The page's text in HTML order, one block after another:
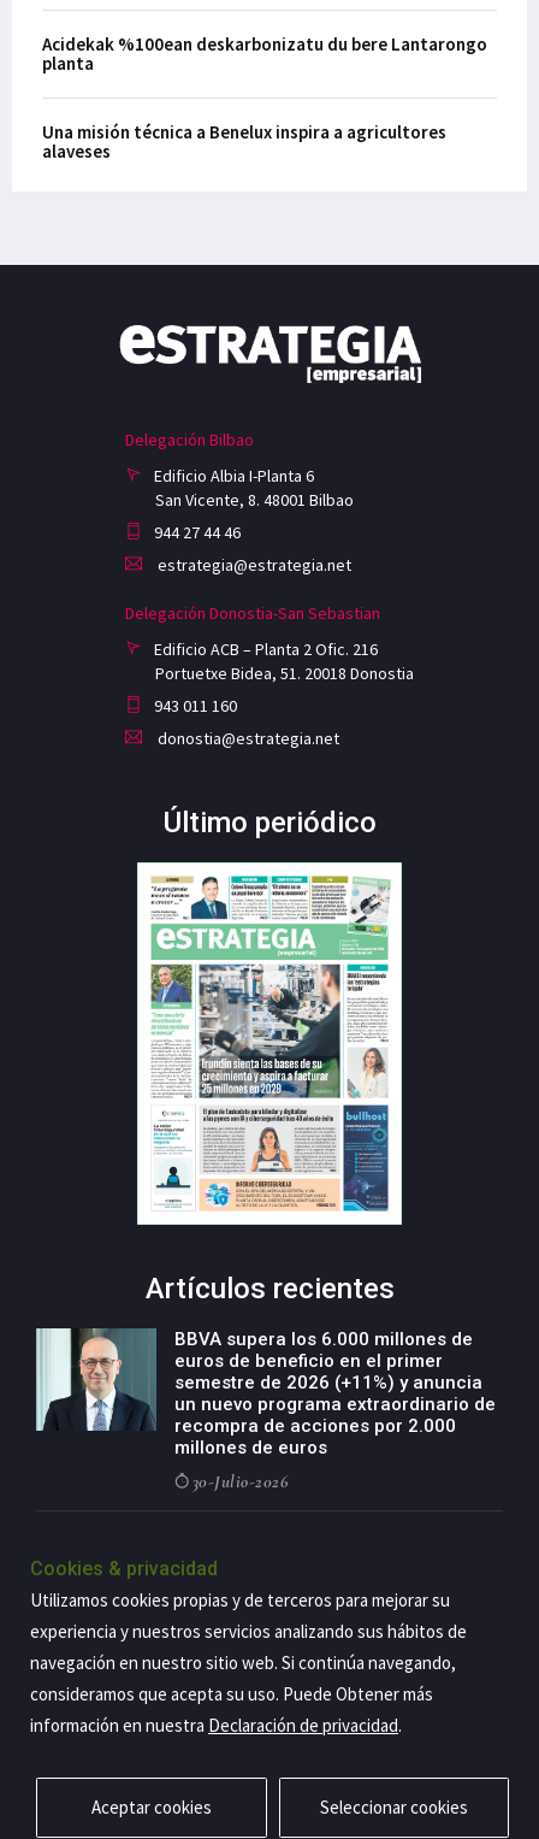
Acidekak %100ean deskarbonizatu du bere Lantarongo
planta
Una misión técnica a Benelux inspira a agricultores
alaveses
Delegación Bilbao
Edificio Albia I-Planta 6
San Vicente, 8. 48001 Bilbao
944 27 44 46
estrategia@estrategia.net
Delegación Donostia-San Sebastian
Edificio ACB – Planta 2 Ofic. 216
Portuetxe Bidea, 51. 20018 Donostia
943 011 160
donostia@estrategia.net
Último periódico
Artículos recientes
BBVA supera los 6.000 millones de
euros de beneficio en el primer
semestre de 2026 (+11%) y anuncia
un nuevo programa extraordinario de
recompra de acciones por 2.000
millones de euros
30-Julio-2026
negocio agro con un modelo global
países
29-Julio-2026
Privacidad Aviso legal Política de cookies Contacto
Cookies & privacidad
Utilizamos cookies propias y de terceros para mejorar su
experiencia y nuestros servicios analizando sus hábitos de
navegación en nuestro sitio web. Si continúa navegando,
consideramos que acepta su uso. Puede Obtener más
información en nuestra Declaración de privacidad.
Aceptar cookies Seleccionar cookies